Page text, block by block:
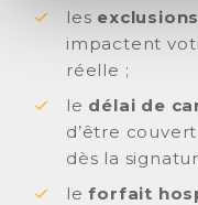
les
impactent
réelle ;
le délai de
d’être
dès la
leforfait